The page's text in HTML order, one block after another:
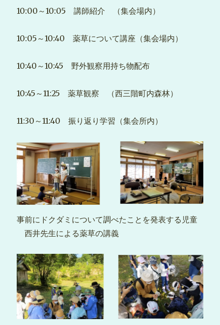
10:00～10:05 講師紹介 （集会場内）
10:05～10:40 薬草について講座（集会場内）
10:40～10:45 野外観察用持ち物配布
10:45～11:25 薬草観察 （西三階町内森林）
11:30～11:40 振り返り学習（集会所内）
事前にドクダミについて調べたことを発表する児童
西井先生による薬草の講義